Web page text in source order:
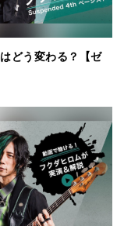
どう変わる？【ゼ